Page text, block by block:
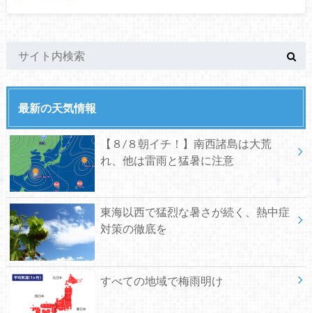
最新の天気情報
【８/８朝イチ！】南西諸島は大荒
れ、他は雷雨と猛暑に注意
東海以西で猛烈な暑さが続く、熱中症
対策の徹底を
すべての地域で梅雨明け